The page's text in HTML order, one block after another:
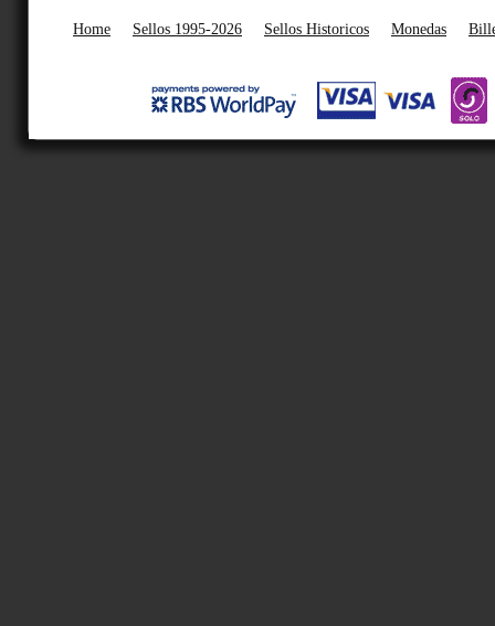
Home Sellos 1995-2026 Sellos Historicos Monedas